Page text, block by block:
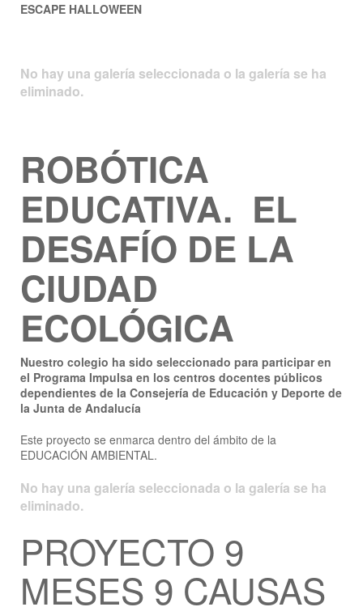
ESCAPE HALLOWEEN
No hay una galería seleccionada o la galería se ha
eliminado.
ROBÓTICA
EDUCATIVA. EL
DESAFÍO DE LA
CIUDAD
ECOLÓGICA
Nuestro colegio ha sido seleccionado para participar en
el Programa Impulsa en los centros docentes públicos
dependientes de la Consejería de Educación y Deporte de
la Junta de Andalucía
Este proyecto se enmarca dentro del ámbito de la
EDUCACIÓN AMBIENTAL.
No hay una galería seleccionada o la galería se ha
eliminado.
PROYECTO 9
MESES 9 CAUSAS